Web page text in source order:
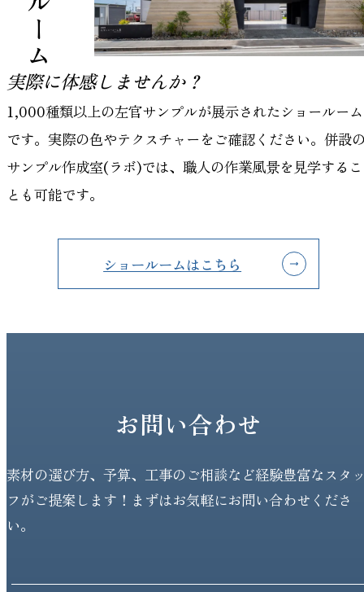
実際に体感しませんか？
1,000種類以上の左官サンプルが展示されたショールーム
です。実際の色やテクスチャーをご確認ください。併設
サンプル作成室(ラボ)では、職人の作業風景を見学するこ
とも可能です。
ショールームはこちら
お問い合わせ
素材の選び方、予算、工事のご相談など経験豊富なスタ
フがご提案します！まずはお気軽にお問い合わせくださ
い。